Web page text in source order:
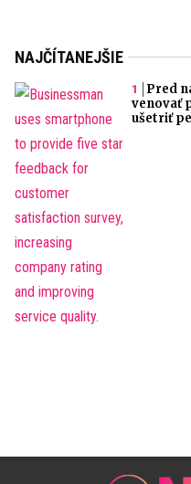
NAJČÍTANEJŠIE
Pred
venovať
ušetriť